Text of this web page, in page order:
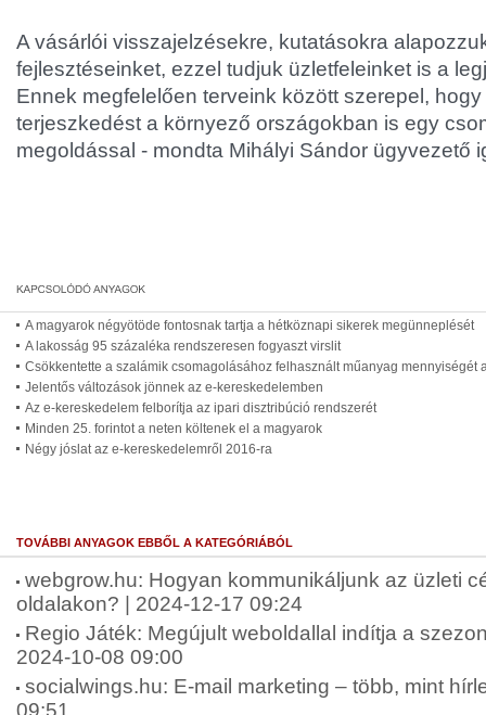
A vásárlói visszajelzésekre, kutatásokra
fejlesztéseinket, ezzel tudjuk üzletfeleinket is a
Ennek megfelelően terveink között szerepel,
terjeszkedést a környező országokban is egy
megoldással - mondta Mihályi Sándor ügyvezető
A magyarok négyötöde fontosnak tartja a hétköznapi sikerek megünneplését
A lakosság 95 százaléka rendszeresen fogyaszt virslit
Csökkentette a szalámik csomagolásához felhasznált műanyag mennyiségét
Jelentős változások jönnek az e-kereskedelemben
Az e-kereskedelem felborítja az ipari disztribúció rendszerét
Minden 25. forintot a neten költenek el a magyarok
Négy jóslat az e-kereskedelemről 2016-ra
TOVÁBBI ANYAGOK EBBŐL A KATEGÓRIÁBÓL
webgrow.hu: Hogyan kommunikáljunk az üzleti
oldalakon? | 2024-12-17 09:24
Regio Játék: Megújult weboldallal indítja a
2024-10-08 09:00
socialwings.hu: E-mail marketing – több, mint
09:51